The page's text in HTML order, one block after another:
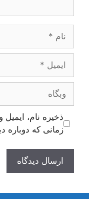
ایمیل
وبگاه
ذخیره نام،
زمانی که دوباره